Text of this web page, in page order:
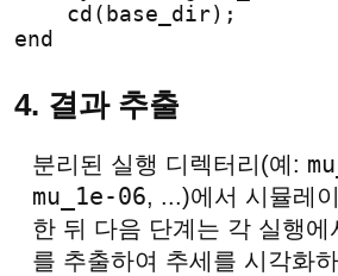
    cd(base_dir);
end
4. 결과 추출
분리된 실행 디렉터리(예:
mu_1e-06, ...)에서 시뮬레
한 뒤 다음 단계는 각 실행에
를 추출하여 추세를 시각화